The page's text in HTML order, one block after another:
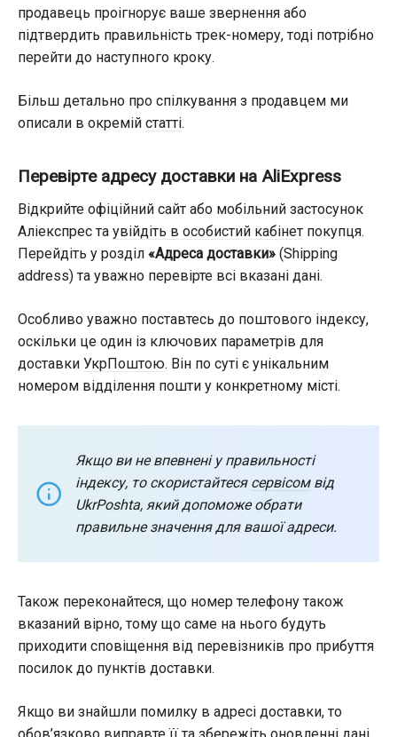
продавець проігнорує ваше звернення або
підтвердить правильність трек-номеру, тоді потрібно
перейти до наступного кроку.
Більш детально про спілкування з продавцем ми
описали в окремій статті.
Перевірте адресу доставки на AliExpress
Відкрийте офіційний сайт або мобільний застосунок
Аліекспрес та увійдіть в особистий кабінет покупця.
Перейдіть у розділ «Адреса доставки» (Shipping
address) та уважно перевірте всі вказані дані.
Особливо уважно поставтесь до поштового індексу,
оскільки це один із ключових параметрів для
доставки УкрПоштою. Він по суті є унікальним
номером відділення пошти у конкретному місті.
Якщо ви не впевнені у правильності
індексу, то скористайтеся сервісомвід
UkrPoshta, який допоможе обрати
правильне значення для вашої адреси.
Також переконайтеся, що номер телефону також
вказаний вірно, тому що саме на нього будуть
приходити сповіщення від перевізників про прибуття
посилок до пунктів доставки.
Якщо ви знайшли помилку в адресі доставки, то